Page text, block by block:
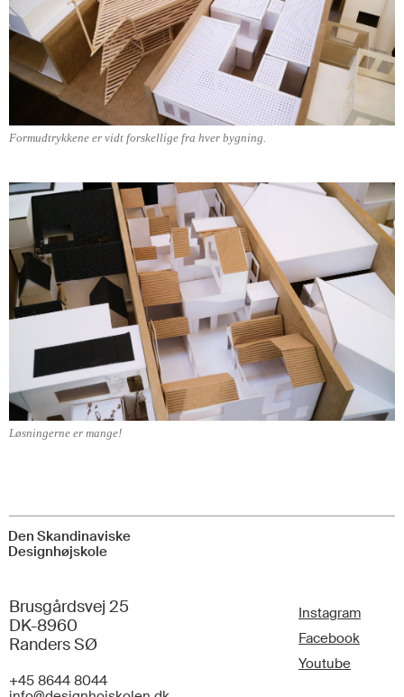
Formudtrykkene er vidt forskellige fra hver bygning.
Løsningerne er mange!
Den Skandinaviske
Designhøjskole
Brusgårdsvej 25
DK-8960
Randers SØ
+45 8644 8044
Instagram
Facebook
Youtube